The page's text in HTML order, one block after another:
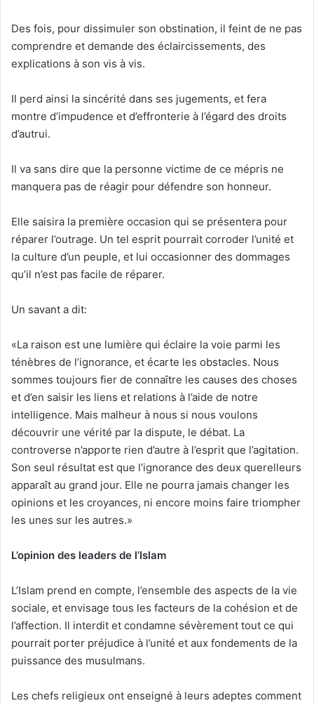
Des fois, pour dissimuler son obstination, il feint de ne pas
comprendre et demande des éclaircissements, des
explications à son vis à vis.
Il perd ainsi la sincérité dans ses jugements, et fera
montre d’impudence et d’effronterie à l’égard des droits
d’autrui.
Il va sans dire que la personne victime de ce mépris ne
manquera pas de réagir pour défendre son honneur.
Elle saisira la première occasion qui se présentera pour
réparer l’outrage. Un tel esprit pourrait corroder l’unité et
la culture d’un peuple, et lui occasionner des dommages
qu’il n’est pas facile de réparer.
Un savant a dit:
«La raison est une lumière qui éclaire la voie parmi les
ténèbres de l’ignorance, et écarte les obstacles. Nous
sommes toujours fier de connaître les causes des choses
et d’en saisir les liens et relations à l’aide de notre
intelligence. Mais malheur à nous si nous voulons
découvrir une vérité par la dispute, le débat. La
controverse n’apporte rien d’autre à l’esprit que l’agitation.
Son seul résultat est que l’ignorance des deux querelleurs
apparaît au grand jour. Elle ne pourra jamais changer les
opinions et les croyances, ni encore moins faire triompher
les unes sur les autres.»
L’opinion des leaders de l’Islam
L’Islam prend en compte, l’ensemble des aspects de la vie
sociale, et envisage tous les facteurs de la cohésion et de
l’affection. Il interdit et condamne sévèrement tout ce qui
pourrait porter préjudice à l’unité et aux fondements de la
puissance des musulmans.
Les chefs religieux ont enseigné à leurs adeptes comment